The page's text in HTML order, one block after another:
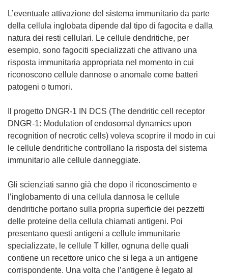
L’eventuale attivazione del sistema immunitario da parte
della cellula inglobata dipende dal tipo di fagocita e dalla
natura dei resti cellulari. Le cellule dendritiche, per
esempio, sono fagociti specializzati che attivano una
risposta immunitaria appropriata nel momento in cui
riconoscono cellule dannose o anomale come batteri
patogeni o tumori.
Il progetto DNGR-1 IN DCS (The dendritic cell receptor
DNGR-1: Modulation of endosomal dynamics upon
recognition of necrotic cells) voleva scoprire il modo in cui
le cellule dendritiche controllano la risposta del sistema
immunitario alle cellule danneggiate.
Gli scienziati sanno già che dopo il riconoscimento e
l’inglobamento di una cellula dannosa le cellule
dendritiche portano sulla propria superficie dei pezzetti
delle proteine della cellula chiamati antigeni. Poi
presentano questi antigeni a cellule immunitarie
specializzate, le cellule T killer, ognuna delle quali
contiene un recettore unico che si lega a un antigene
corrispondente. Una volta che l’antigene è legato al